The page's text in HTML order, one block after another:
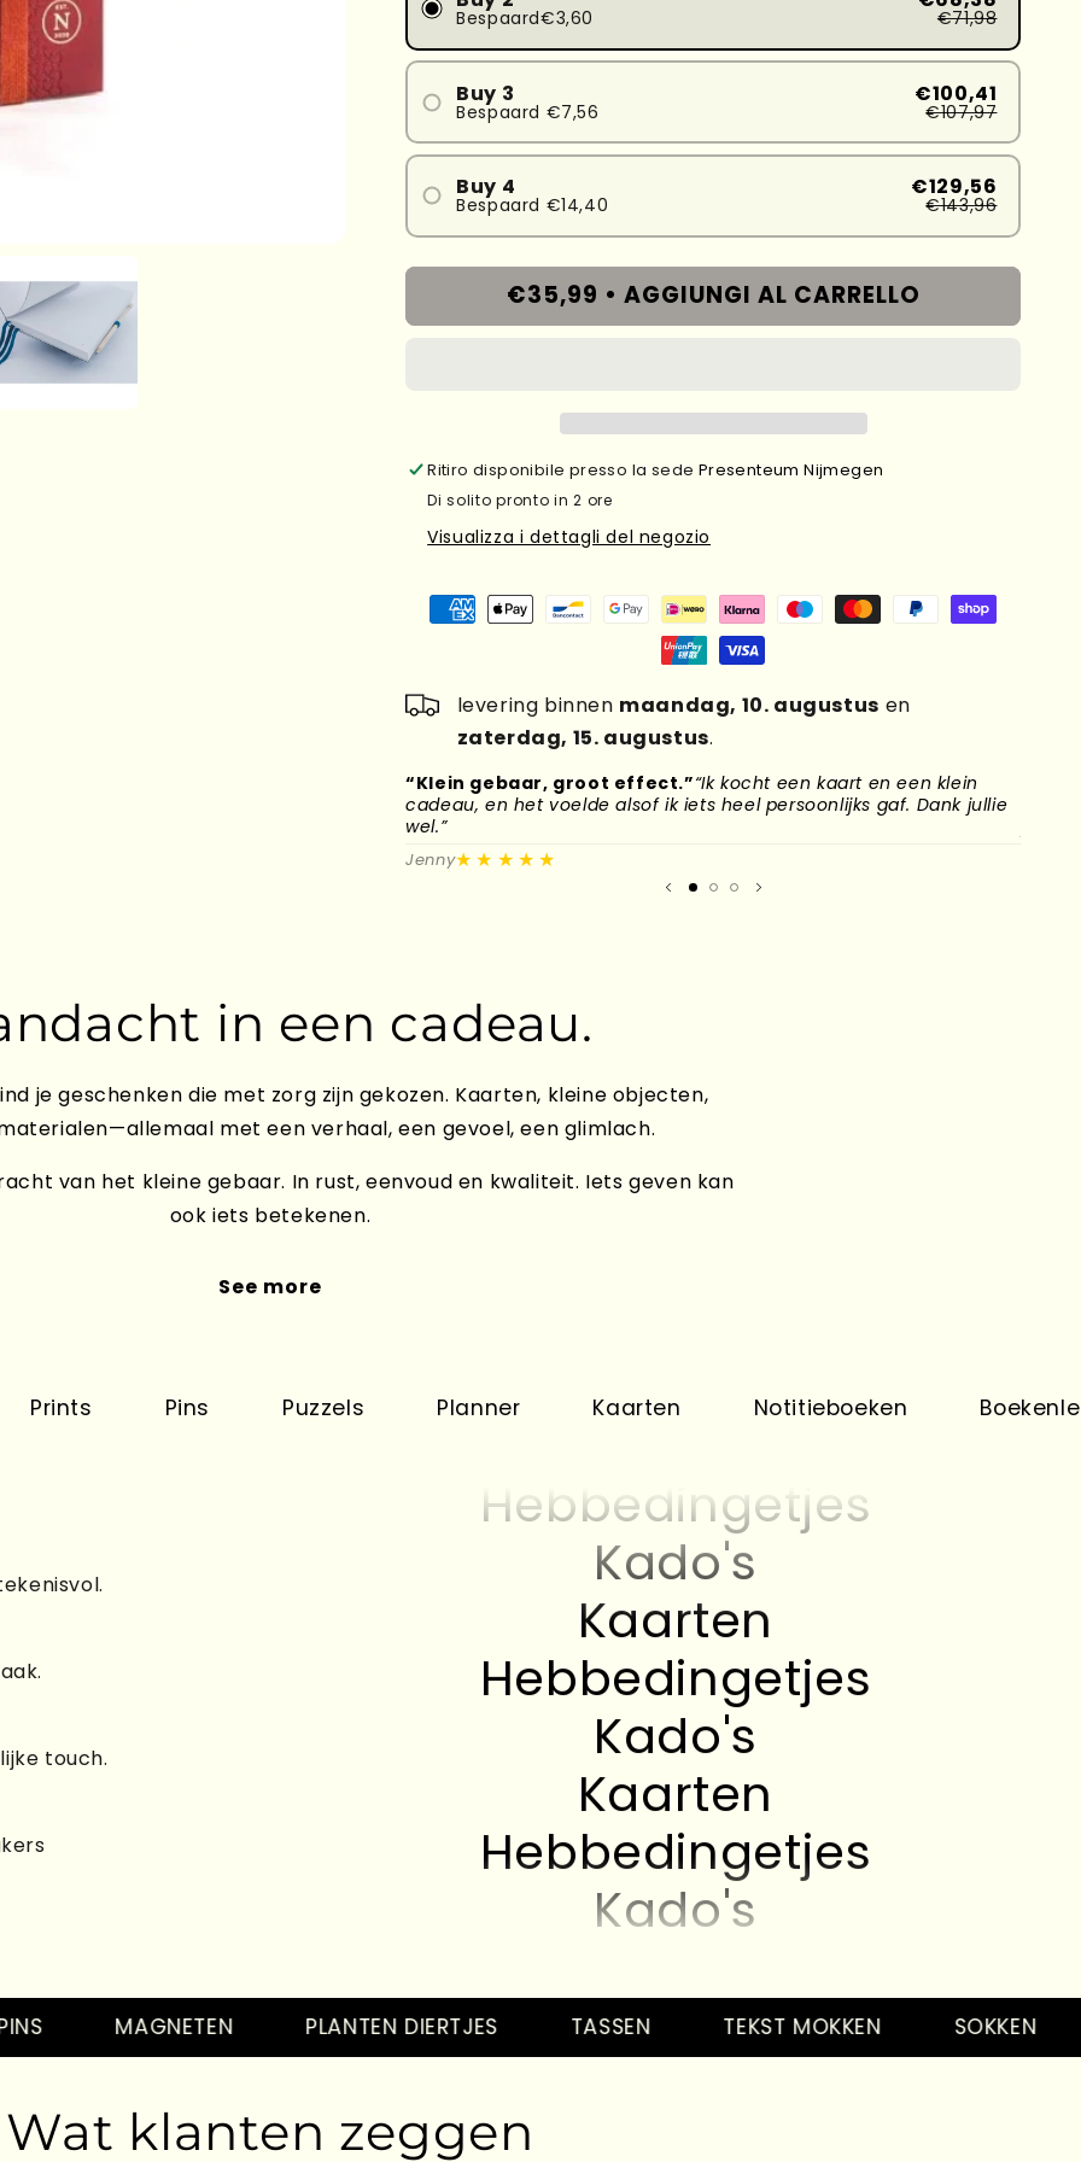
Bespaard€3,60 €71,98
Buy 3
Bespaard €7,56
€100,41
€107,97
Buy 4
Bespaard €14,40
€129,56
€143,96
€35,99 • AGGIUNGI AL CARRELLO
Ritiro disponibile presso la sede Presenteum Nijmegen
Di solito pronto in 2 ore
Visualizza i dettagli del negozio
levering binnen maandag, 10. augustus en
zaterdag, 15. augustus.
“Klein gebaar, groot effect.”“Ik kocht een kaart en een klein
cadeau, en het voelde alsof ik iets heel persoonlijks gaf. Dank jullie
wel.”
Jenny★★★★★
in een cadeau.
je geschenken die met zorg zijn gekozen. Kaarten, kleine objecten,
met een verhaal, een gevoel, een glimlach.
van het kleine gebaar. In rust, eenvoud en kwaliteit. Iets geven kan
ook iets betekenen.
See more
Puzzels Planner Kaarten Notitieboeken Boekenleggers
touch.
Kaarten
Kado's
Kaarten
Hebbedingetjes
Kado's
Kaarten
Hebbedingetjes
Kado's
Kaarten
Hebbedingetjes
Kado's
MAGNETEN PLANTEN DIERTJES TASSEN TEKST MOKKEN SOKKEN
Wat klanten zeggen